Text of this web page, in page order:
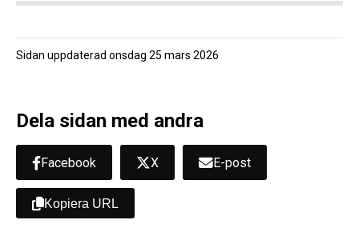
Sidan uppdaterad onsdag 25 mars 2026
Dela sidan med andra
Facebook X E-post
Kopiera URL